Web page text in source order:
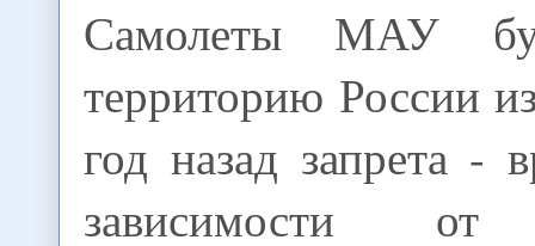
Самолеты МАУ
территорию России
год назад запрета -
зависимости от